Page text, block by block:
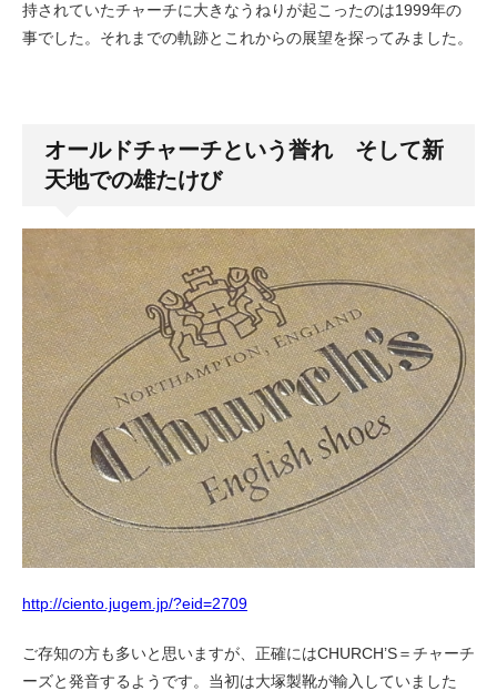
持されていたチャーチに大きなうねりが起こったのは1999年の
事でした。それまでの軌跡とこれからの展望を探ってみました。
オールドチャーチという誉れ そして新
天地での雄たけび
http://ciento.jugem.jp/?eid=2709
ご存知の方も多いと思いますが、正確にはCHURCH’S＝チャーチ
ーズと発音するようです。当初は大塚製靴が輸入していました